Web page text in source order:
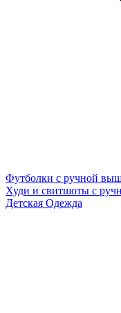
Футболки с ручной
Худи и свитшоты с
Детская Одежда